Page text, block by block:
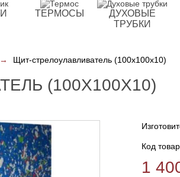
ТЕРМОСЫ
ДУХОВЫЕ
ТРУБКИ
→ Щит-стрелоулавливатель (100х100х10)
(100Х100Х10)
Код
1